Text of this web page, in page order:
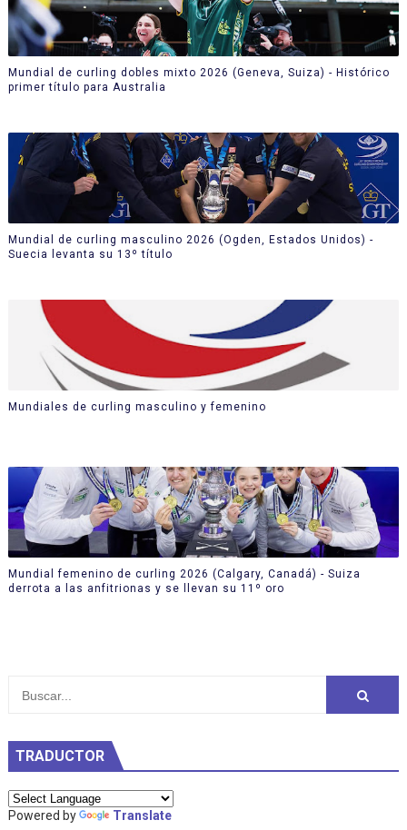
Mundial de curling dobles mixto 2026 (Geneva, Suiza) - Histórico
primer título para Australia
Mundial de curling masculino 2026 (Ogden, Estados Unidos) -
Suecia levanta su 13º título
Mundiales de curling masculino y femenino
Mundial femenino de curling 2026 (Calgary, Canadá) - Suiza
derrota a las anfitrionas y se llevan su 11º oro
TRADUCTOR
Powered by Translate